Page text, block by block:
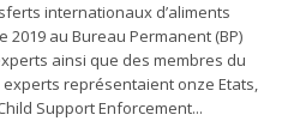
internationaux d’aliments
2019 au Bureau Permanent (BP)
ainsi que des membres du
représentaient onze Etats,
Support Enforcement...